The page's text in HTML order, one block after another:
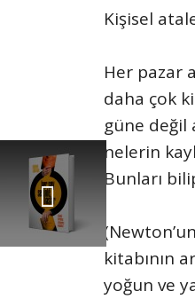
Kişisel
Her pazar
daha çok
güne değil
nelerin
Bunları
kitabının
yoğun ve
Başlar
ünlü ne